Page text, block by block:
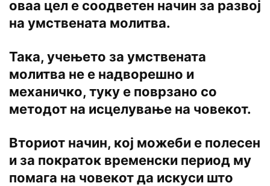
оваа цел е соодветен начин за развој
на умствената молитва.
Така, учењето за умствената
молитва не е надворешно и
механичко, туку е поврзано со
методот на исцелување на човекот.
Вториот начин, кој можеби е полесен
и за пократок временски период му
помага на човекот да искуси што